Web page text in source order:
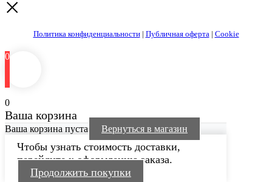
Политика конфиденциальности| Публичная оферта | Cookie
0
0
Ваша корзина
Ваша корзина пуста Вернуться в магазин
Чтобы узнать стоимость доставки,
перейдите к оформлению заказа.
Продолжить покупки